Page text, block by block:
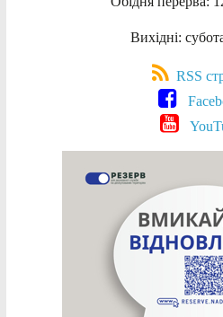
Вихідні:
RSS